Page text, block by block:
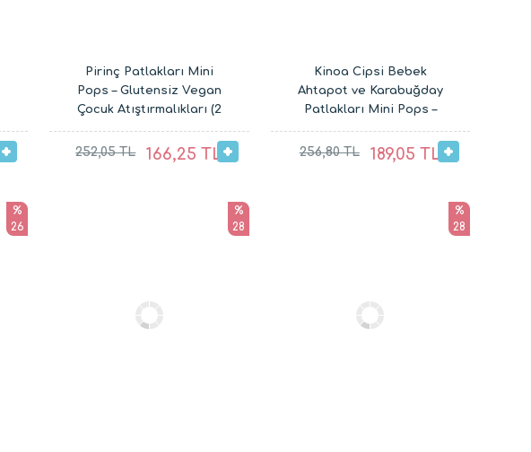
Pirinç Patlakları Mini
Pops – Glutensiz Vegan
Çocuk Atıştırmalıkları (2
252,05 TL 166,25 TL
Kinoa Cipsi Bebek
Ahtapot ve Karabuğday
Patlakları Mini Pops –
Atıştırmalıkları (20G ve
256,80 TL 189,05 TL
%
26
%
28
%
28